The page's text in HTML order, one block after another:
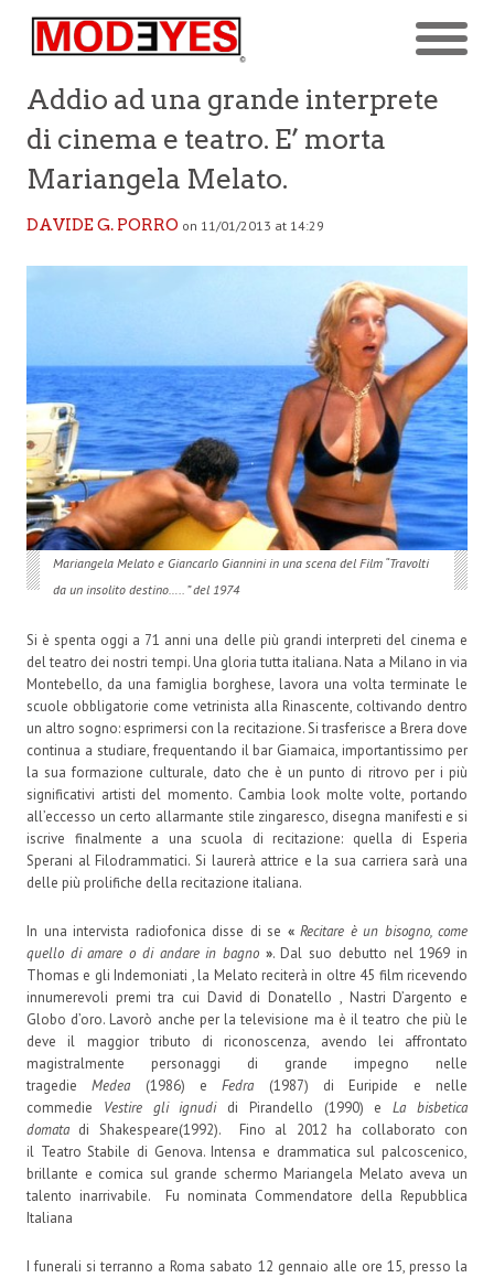
Addio ad una grande interprete
di cinema e teatro. E’ morta
Mariangela Melato.
DAVIDE G. PORRO on 11/01/2013 at 14:29
Mariangela Melato e Giancarlo Giannini in una scena del Film “Travolti
da un insolito destino….. ” del 1974
Si è spenta oggi a 71 anni una delle più grandi interpreti del cinema e
del teatro dei nostri tempi. Una gloria tutta italiana. Nata a Milano in via
Montebello, da una famiglia borghese, lavora una volta terminate le
scuole obbligatorie come vetrinista alla Rinascente, coltivando dentro
un altro sogno: esprimersi con la recitazione. Si trasferisce a Brera dove
continua a studiare, frequentando il bar Giamaica, importantissimo per
la sua formazione culturale, dato che è un punto di ritrovo per i più
significativi artisti del momento. Cambia look molte volte, portando
all’eccesso un certo allarmante stile zingaresco, disegna manifesti e si
iscrive finalmente a una scuola di recitazione: quella di Esperia
Sperani al Filodrammatici. Si laurerà attrice e la sua carriera sarà una
delle più prolifiche della recitazione italiana.
In una intervista radiofonica disse di se « Recitare è un bisogno, come
quello di amare o di andare in bagno ». Dal suo debutto nel 1969 in
Thomas e gli Indemoniati , la Melato reciterà in oltre 45 film ricevendo
innumerevoli premi tra cui David di Donatello , Nastri D’argento e
Globo d’oro. Lavorò anche per la televisione ma è il teatro che più le
deve il maggior tributo di riconoscenza, avendo lei affrontato
magistralmente personaggi di grande impegno nelle
tragedieMedea (1986) eFedra (1987) di Euripide e nelle
commedie Vestire gli ignudidi Pirandello (1990) eLa bisbetica
domata di Shakespeare(1992). Fino al 2012 ha collaborato con
il Teatro Stabile di Genova. Intensa e drammatica sul palcoscenico,
brillante e comica sul grande schermo Mariangela Melato aveva un
talento inarrivabile. Fu nominata Commendatore della Repubblica
Italiana
I funerali si terranno a Roma sabato 12 gennaio alle ore 15, presso la